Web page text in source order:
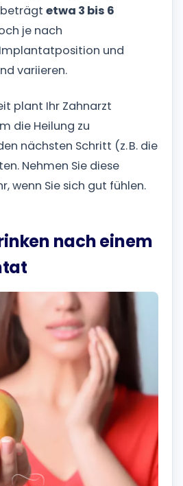
etwa 3 bis 6
je nach
und
variieren.
plant Ihr Zahnarzt
die Heilung zu
nächsten Schritt (z. B. die
Nehmen Sie diese
wenn Sie sich gut fühlen.
nach einem